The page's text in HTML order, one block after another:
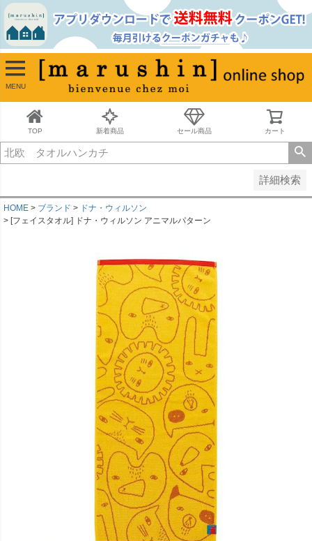
MENU
TOP 新着商品 セール商品 カート
詳細検索
並び順
新着順
古い順
価格が安い順
価格が高い順
キーワードヒット順
HOME ブランド
ドナ・ウィルソン
[フェイスタオル] ドナ・ウィルソン アニマルパターン